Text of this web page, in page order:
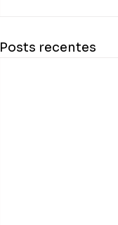
Posts recentes